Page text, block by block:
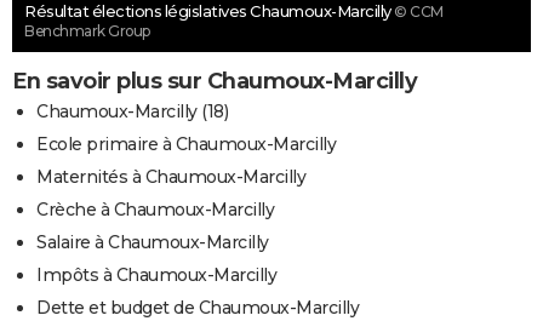
Résultat élections législatives Chaumoux-Marcilly © CCM
Benchmark Group
En savoir plus sur Chaumoux-Marcilly
Chaumoux-Marcilly (18)
Ecole primaire à Chaumoux-Marcilly
Maternités à Chaumoux-Marcilly
Crèche à Chaumoux-Marcilly
Salaire à Chaumoux-Marcilly
Impôts à Chaumoux-Marcilly
Dette et budget de Chaumoux-Marcilly